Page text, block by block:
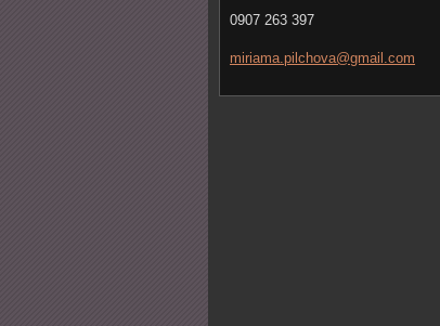
0907 263 397
miriama. pilchova@gmail.com